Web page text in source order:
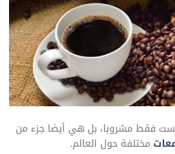
فقط مشروبا، بل هي أيضا جزء من
مختلفة حول العالم.